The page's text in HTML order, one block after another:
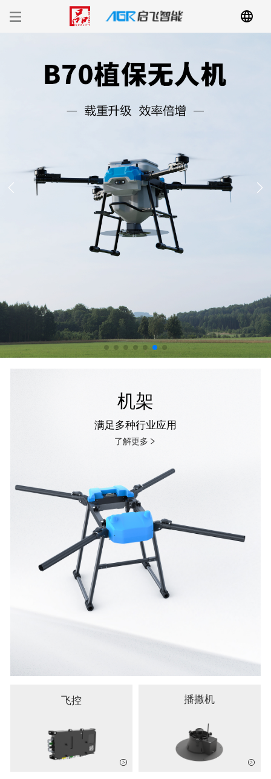
机架
满足多种行业应用
了解更多
飞控 播撒机